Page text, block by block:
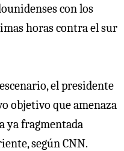
con los
horas contra el sur
el presidente
objetivo que amenaza
ya fragmentada
según CNN.